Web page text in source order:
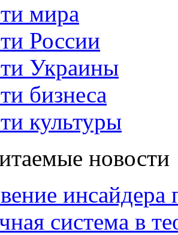
мира
России
Украины
бизнеса
культуры
новости
инсайдера
система в